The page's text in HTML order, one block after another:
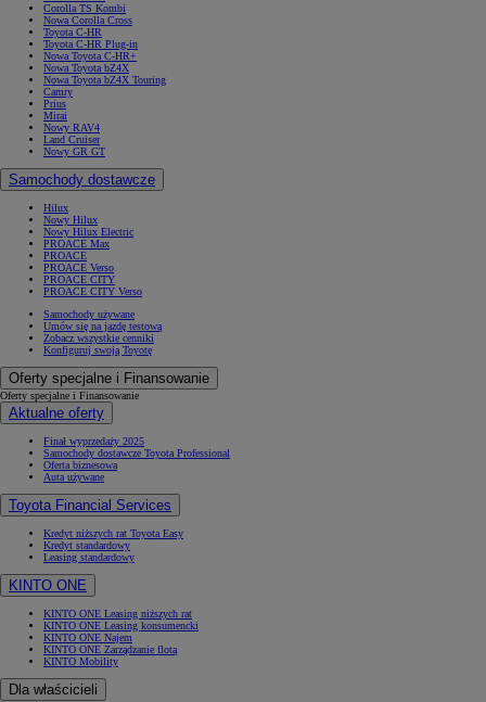
Corolla TS Kombi
Nowa Corolla Cross
Toyota C-HR
Toyota C-HR Plug-in
Nowa Toyota C-HR+
Nowa Toyota bZ4X
Nowa Toyota bZ4X Touring
Camry
Prius
Mirai
Nowy RAV4
Land Cruiser
Nowy GR GT
Samochody dostawcze
Hilux
Nowy Hilux
Nowy Hilux Electric
PROACE Max
PROACE
PROACE Verso
PROACE CITY
PROACE CITY Verso
Samochody używane
Umów się na jazdę testową
Zobacz wszystkie cenniki
Konfiguruj swoją Toyotę
Oferty specjalne i Finansowanie
Oferty specjalne i Finansowanie
Aktualne oferty
Finał wyprzedaży 2025
Samochody dostawcze Toyota Professional
Oferta biznesowa
Auta używane
Toyota Financial Services
Kredyt niższych rat Toyota Easy
Kredyt standardowy
Leasing standardowy
KINTO ONE
KINTO ONE Leasing niższych rat
KINTO ONE Leasing konsumencki
KINTO ONE Najem
KINTO ONE Zarządzanie flotą
KINTO Mobility
Dla właścicieli